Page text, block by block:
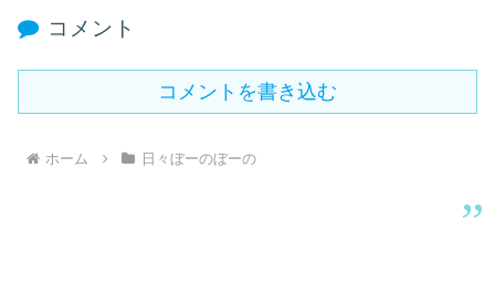
コメント
コメントを書き込む
ホーム 日々ぼーのぼーの